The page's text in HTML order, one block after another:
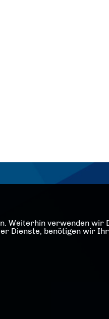
Weiterhin verwenden
Dienste, benötigen wir